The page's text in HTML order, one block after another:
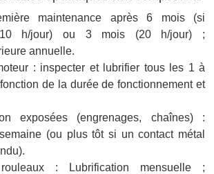
maintenance après 6 mois (si
10 h/jour) ou 3 mois (20 h/jour) ;
annuelle.
: inspecter et lubrifier tous les 1 à
de la durée de fonctionnement et
exposées (engrenages, chaînes) :
(ou plus tôt si un contact métal
: Lubrification mensuelle ;